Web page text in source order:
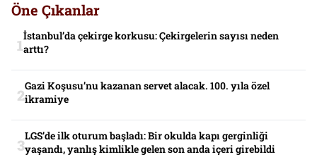
Öne Çıkanlar
İstanbul’da çekirge korkusu: Çekirgelerin sayısı neden
arttı?
Gazi Koşusu’nu kazanan servet alacak. 100. yıla özel
ikramiye
LGS’de ilk oturum başladı: Bir okulda kapı gerginliği
yaşandı, yanlış kimlikle gelen son anda içeri girebildi